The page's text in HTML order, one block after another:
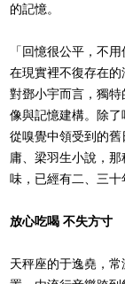
的記憶。
「回憶很公平，不
在現實裡不復存在的
對鄧小宇而言，獨
像與記憶建構。除
從嗅覺中領受到的
庸、梁羽生小說，
味，已經有二、三十
放心吃喝 不失方寸
天秤座的于逸堯，